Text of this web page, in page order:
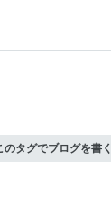
のタグでブログを書く